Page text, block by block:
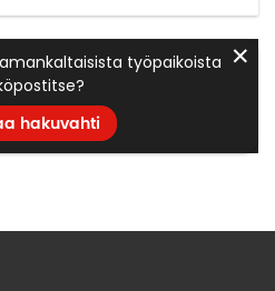
työpaikoista
hakuvahti
✕